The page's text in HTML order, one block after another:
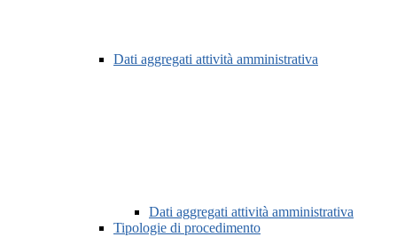
Dati aggregati attività amministrativa
Dati aggregati attività amministrativa
Tipologie di procedimento